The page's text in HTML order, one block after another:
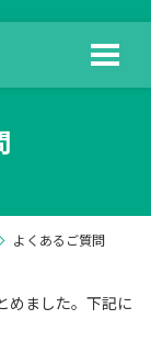
術
よくあるご質問
めました。下記に